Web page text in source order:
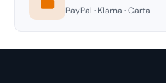
PayPal · Klarna · Carta